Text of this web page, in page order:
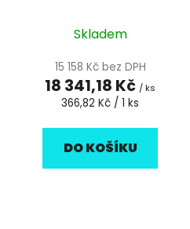
Skladem
15 158 Kč bez DPH
18 341,18 Kč / ks
Měrná
366,82 Kč / 1 ks
DO KOŠÍKU